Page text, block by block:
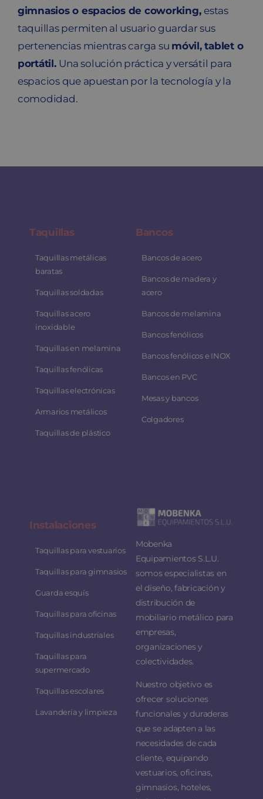
gimnasios o espacios de coworking,estas
taquillas permiten al usuario guardar sus
pertenencias mientras carga su móvil, tablet o
portátil. Una solución práctica y versátil para
espacios que apuestan por la tecnología y la
comodidad.
Taquillas
Taquillas metálicas
baratas
Taquillas soldadas
Taquillas acero
inoxidable
Taquillas en melamina
Taquillas fenólicas
Taquillas electrónicas
Armarios metálicos
Taquillas de plástico
Bancos
Bancos de acero
Bancos de madera y
acero
Bancos de melamina
Bancos fenólicos
Bancos fenólicos e INOX
Bancos en PVC
Mesas y bancos
Colgadores
Instalaciones
Taquillas para vestuarios
Taquillas para gimnasios
Guarda esquís
Taquillas para oficinas
Taquillas industriales
Taquillas para
supermercado
Taquillas escolares
Lavandería y limpieza
Mobenka
Equipamientos S.L.U.
somos especialistas en
el diseño, fabricación y
distribución de
mobiliario metálico para
empresas,
organizaciones y
colectividades.
Nuestro objetivo es
ofrecer soluciones
funcionales y duraderas
que se adapten a las
necesidades de cada
cliente, equipando
vestuarios, oficinas,
gimnasios, hoteles,